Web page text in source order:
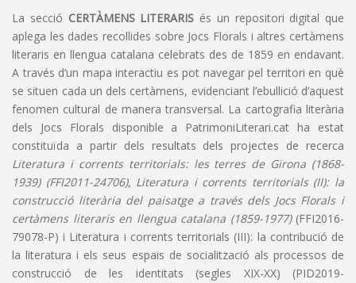
La secció CERTÀMENS LITERARIS és un repositori digital que
aplega les dades recollides sobre Jocs Florals i altres certàmens
literaris en llengua catalana celebrats des de 1859 en endavant.
A través d’un mapa interactiu es pot navegar pel territori en què
se situen cada un dels certàmens, evidenciant l’ebullició d’aquest
fenomen cultural de manera transversal. La cartografia literària
dels Jocs Florals disponible a PatrimoniLiterari.cat ha estat
constituïda a partir dels resultats dels projectes de recerca
Literatura i corrents territorials: les terres de Girona (1868-
1939) (FFI2011-24706), Literatura i corrents territorials (II): la
construcció literària del paisatge a través dels Jocs Florals i
certàmens literaris en llengua catalana (1859-1977)(FFI2016-
79078-P) i Literatura i corrents territorials (III): la contribució de
la literatura i els seus espais de socialització als processos de
construcció de les identitats (segles XIX-XX) (PID2019-